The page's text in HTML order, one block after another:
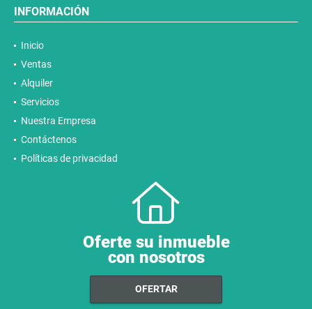
INFORMACIÓN
Inicio
Ventas
Alquiler
Servicios
Nuestra Empresa
Contáctenos
Políticas de privacidad
Oferte su inmueble
con nosotros
OFERTAR